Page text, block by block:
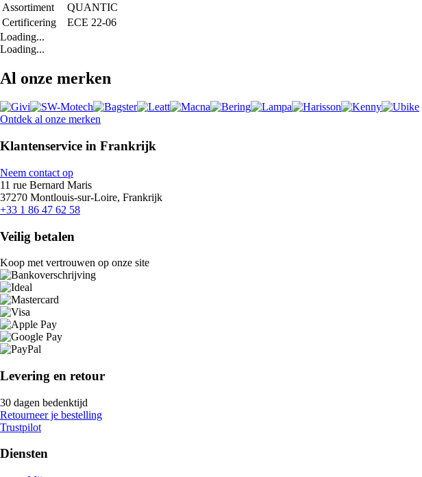
Assortiment
QUANTIC
Certificering
ECE 22-06
Loading...
Loading...
Al onze merken
Ontdek al onze merken
Klantenservice in Frankrijk
Neem contact op
11 rue Bernard Maris
37270 Montlouis-sur-Loire, Frankrijk
+33 1 86 47 62 58
Veilig betalen
Koop met vertrouwen op onze site
Levering en retour
30 dagen bedenktijd
Retourneer je bestelling
Trustpilot
Diensten